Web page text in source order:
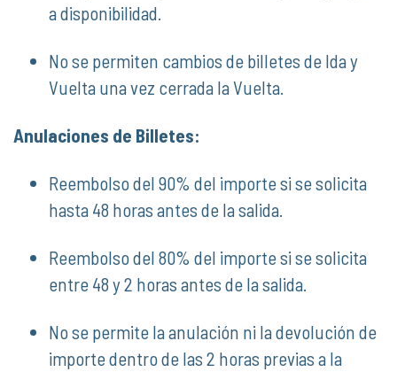
a disponibilidad.
No se permiten cambios de billetes de Ida y
Vuelta una vez cerrada la Vuelta.
Anulaciones de Billetes:
Reembolso del 90% del importe si se solicita
hasta 48 horas antes de la salida.
Reembolso del 80% del importe si se solicita
entre 48 y 2 horas antes de la salida.
No se permite la anulación ni la devolución de
importe dentro de las 2 horas previas a la